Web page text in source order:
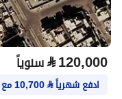
⃁120,000 سنوياً
ادفع شهرياً⃁
10,700مع